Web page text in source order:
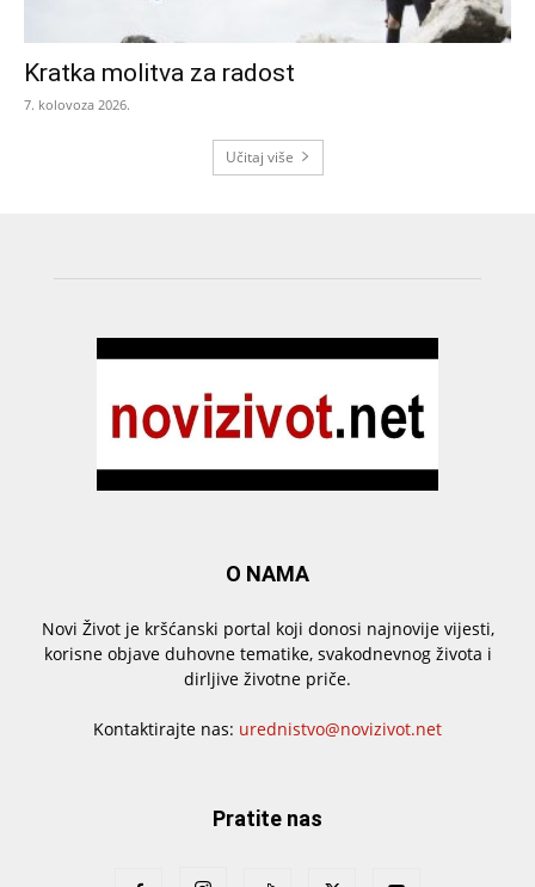
Kratka molitva za radost
7. kolovoza 2026.
Učitaj više
O NAMA
Novi Život je kršćanski portal koji donosi najnovije vijesti,
korisne objave duhovne tematike, svakodnevnog života i
dirljive životne priče.
Kontaktirajte nas: urednistvo@novizivot.net
Pratite nas